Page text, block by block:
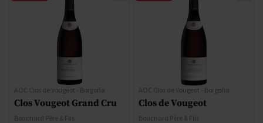
AOC Clos de Vougeot - Borgoña
Clos Vougeot Grand Cru
Bouchard Père & Fils
AOC Clos de Vougeot - Borgoña
Clos de Vougeot
Bouchard Père & Fils